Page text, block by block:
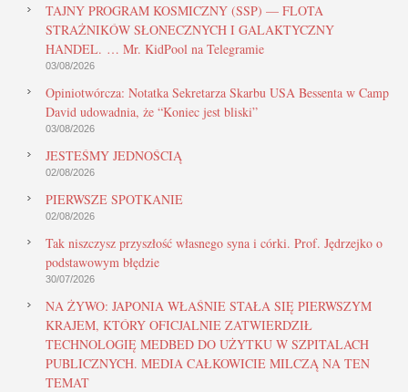
TAJNY PROGRAM KOSMICZNY (SSP) — FLOTA
STRAŻNIKÓW SŁONECZNYCH I GALAKTYCZNY
HANDEL. … Mr. KidPool na Telegramie
03/08/2026
Opiniotwórcza: Notatka Sekretarza Skarbu USA Bessenta w Camp
David udowadnia, że “Koniec jest bliski”
03/08/2026
JESTEŚMY JEDNOŚCIĄ
02/08/2026
PIERWSZE SPOTKANIE
02/08/2026
Tak niszczysz przyszłość własnego syna i córki. Prof. Jędrzejko o
podstawowym błędzie
30/07/2026
NA ŻYWO: JAPONIA WŁAŚNIE STAŁA SIĘ PIERWSZYM
KRAJEM, KTÓRY OFICJALNIE ZATWIERDZIŁ
TECHNOLOGIĘ MEDBED DO UŻYTKU W SZPITALACH
PUBLICZNYCH. MEDIA CAŁKOWICIE MILCZĄ NA TEN
TEMAT